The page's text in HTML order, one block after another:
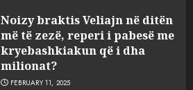
Noizy braktis Veliajn në ditën
më të zezë, reperi i pabesë me
kryebashkiakun që i dha
milionat?
FEBRUARY 11, 2025
drejtorin Skerdi Drenova dhe
“bosen” Joana Nano për
abuzim me fondet publike dhe
pasuri të pajustifikuar
JULY 24, 2025